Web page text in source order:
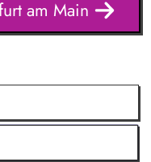
am Main